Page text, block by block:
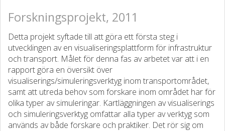
Forskningsprojekt, 2011
​Detta projekt syftade till att göra ett första steg i
utvecklingen av en visualiseringsplattform för infrastruktur
och transport. Målet för denna fas av arbetet var att i en
rapport göra en översikt över
visualiserings/simuleringsverktyg inom transportområdet,
samt att utreda behov som forskare inom området har för
olika typer av simuleringar. Kartläggningen av visualiserings
och simuleringsverktyg omfattar alla typer av verktyg som
används av både forskare och praktiker. Det rör sig om